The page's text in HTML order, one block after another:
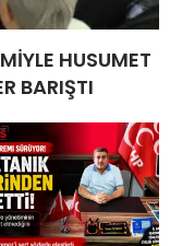
HUSUMET
BARIŞTI